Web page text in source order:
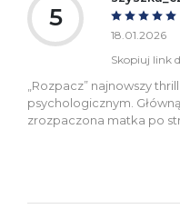
5
18.01.2026
Skopiuj link
„Rozpacz” najnowszy
psychologicznym.
zrozpaczona matka po